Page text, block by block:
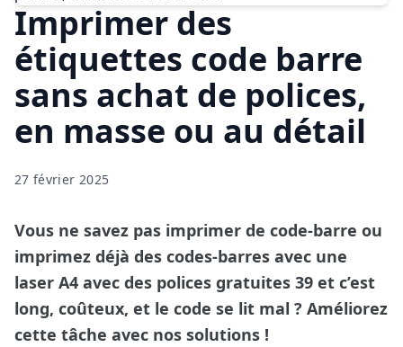
Imprimer des
étiquettes code barre
sans achat de polices,
en masse ou au détail
27 février 2025
Vous ne savez pas imprimer de code-barre ou
imprimez déjà des codes-barres avec une
laser A4 avec des polices gratuites 39 et c’est
long, coûteux, et le code se lit mal ? Améliorez
cette tâche avec nos solutions !